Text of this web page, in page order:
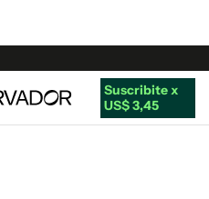
Suscribite x
US$ 3,45